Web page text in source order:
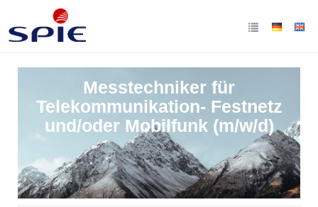
Messtechniker für
Telekommunikation- Festnetz
und/oder Mobilfunk (m/w/d)